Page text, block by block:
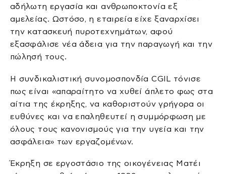
αδήλωτη εργασία και ανθρωποκτονία εξ
αμελείας. Ωστόσο, η εταιρεία είχε ξαναρχίσει
την κατασκευή πυροτεχνημάτων, αφού
εξασφάλισε νέα άδεια για την παραγωγή και την
πώλησή τους.
Η συνδικαλιστική συνομοσπονδία CGIL τόνισε
πως είναι «απαραίτητο να χυθεί άπλετο φως στα
αίτια της έκρηξης, να καθοριστούν γρήγορα οι
ευθύνες και να επαληθευτεί η συμμόρφωση με
όλους τους κανονισμούς για την υγεία και την
ασφάλεια» των εργαζομένων.
Έκρηξη σε εργοστάσιο της οικογένειας Ματέι